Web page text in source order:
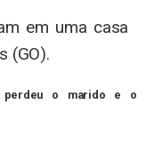
em uma casa
(GO).
perdeu o marido e o